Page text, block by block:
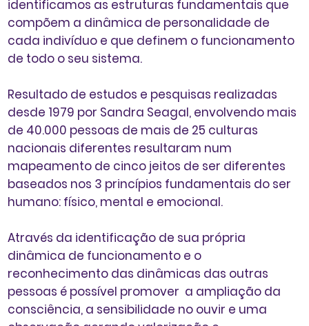
identificamos as estruturas fundamentais que
compõem a dinâmica de personalidade de
cada indivíduo e que definem o funcionamento
de todo o seu sistema.
Resultado de estudos e pesquisas realizadas
desde 1979 por Sandra Seagal, envolvendo mais
de 40.000 pessoas de mais de 25 culturas
nacionais diferentes resultaram num
mapeamento de cinco jeitos de ser diferentes
baseados nos 3 princípios fundamentais do ser
humano: físico, mental e emocional.
Através da identificação de sua própria
dinâmica de funcionamento e o
reconhecimento das dinâmicas das outras
pessoas é possível promover a ampliação da
consciência, a sensibilidade no ouvir e uma